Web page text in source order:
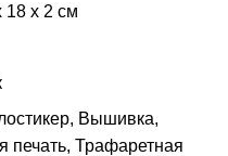
18 х 2 см
Вышивка,
печать, Трафаретная